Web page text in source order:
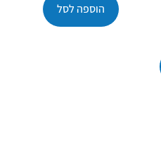
הוספה לסל